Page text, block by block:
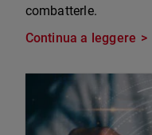
combatterle.
Continua a leggere